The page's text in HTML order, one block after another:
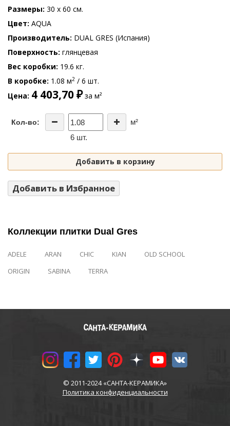
Размеры 30 x 60 см.
Цвет AQUA
Производитель DUAL GRES (Испания)
Поверхность глянцевая
Вес коробки 19.6 кг.
В коробке 1.08 м2 / 6 шт.
Цена 4 403,70 ₽за м²
Кол-во:
м²
6 шт.
Добавить в корзину
Добавить в Избранное
Коллекции плитки Dual Gres
ADELE ARAN CHIC KIAN
OLD SCHOOL
ORIGIN
SABINA TERRA
© 2011-2024 «САНТА-КЕРАМИКА»
Политика конфиденциальности